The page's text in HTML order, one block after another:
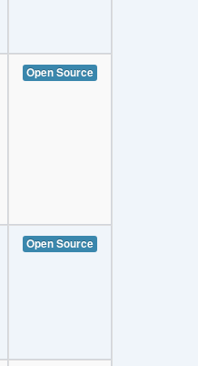
Open Source
Open Source